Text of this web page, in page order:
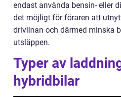
endast använda bensin- eller
det möjligt för föraren att
drivlinan och därmed minska
utsläppen.
Typer av
hybridbilar